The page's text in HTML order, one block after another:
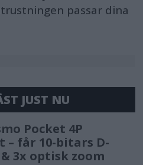
passar dina
JUST NU
Pocket 4P
– får 10-bitars D-
& 3x optisk zoom